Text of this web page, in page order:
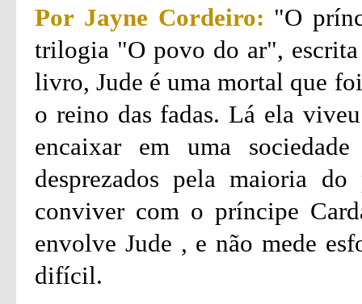
Por Jayne Cordeiro: "O
trilogia "O povo do ar",
livro, Jude é uma mortal que
o reino das fadas. Lá ela
encaixar em uma
desprezados pela maioria
conviver com o príncipe
envolve Jude , e não mede
difícil.